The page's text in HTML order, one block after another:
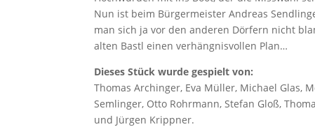
Nun ist beim Bürgermeister Andreas
man sich ja vor den anderen Dörfern nicht
alten Bastl einen verhängnisvollen Plan…
Dieses Stück wurde gespielt von:
Thomas Archinger, Eva Müller, Michael Glas,
Semlinger, Otto Rohrmann, Stefan Gloß,
und Jürgen Krippner.